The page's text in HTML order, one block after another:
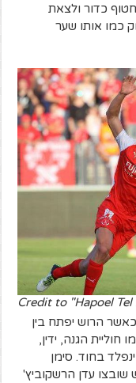
כדור ולצאת
כמו אותו שער
Credit to "Hapoel Tel
הפועל ככל הנראה תעלה במערך 4-5-1 כאשר הרוש יפתח בין
חוליית הגנה, ידין,
בחוד. סימן
עדן הרשקוביץ'